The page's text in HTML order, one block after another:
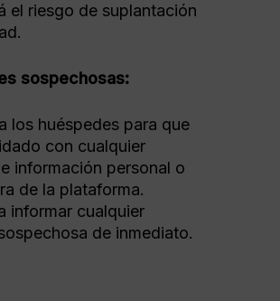
el riesgo de suplantación
sospechosas:
los huéspedes para que
con cualquier
información personal o
de la plataforma.
informar cualquier
de inmediato.